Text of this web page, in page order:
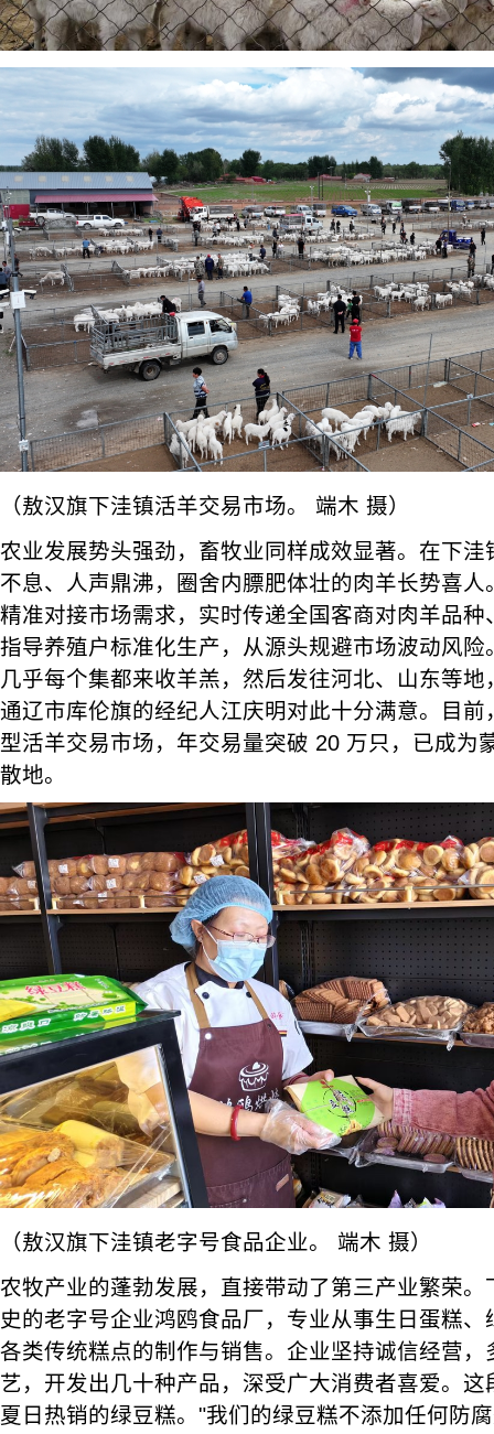
（敖汉旗下洼镇活羊交易市场。 端木 摄）
农业发展势头强劲，畜牧业同样成效显著。在下
不息、人声鼎沸，圈舍内膘肥体壮的肉羊长势喜
精准对接市场需求，实时传递全国客商对肉羊品
指导养殖户标准化生产，从源头规避市场波动风
几乎每个集都来收羊羔，然后发往河北、山东等
通辽市库伦旗的经纪人江庆明对此十分满意。目
型活羊交易市场，年交易量突破 20 万只，已成为
散地。
（敖汉旗下洼镇老字号食品企业。 端木 摄）
农牧产业的蓬勃发展，直接带动了第三产业繁荣
史的老字号企业鸿鸥食品厂，专业从事生日蛋糕
各类传统糕点的制作与销售。企业坚持诚信经营
艺，开发出几十种产品，深受广大消费者喜爱。
夏日热销的绿豆糕。"我们的绿豆糕不添加任何防